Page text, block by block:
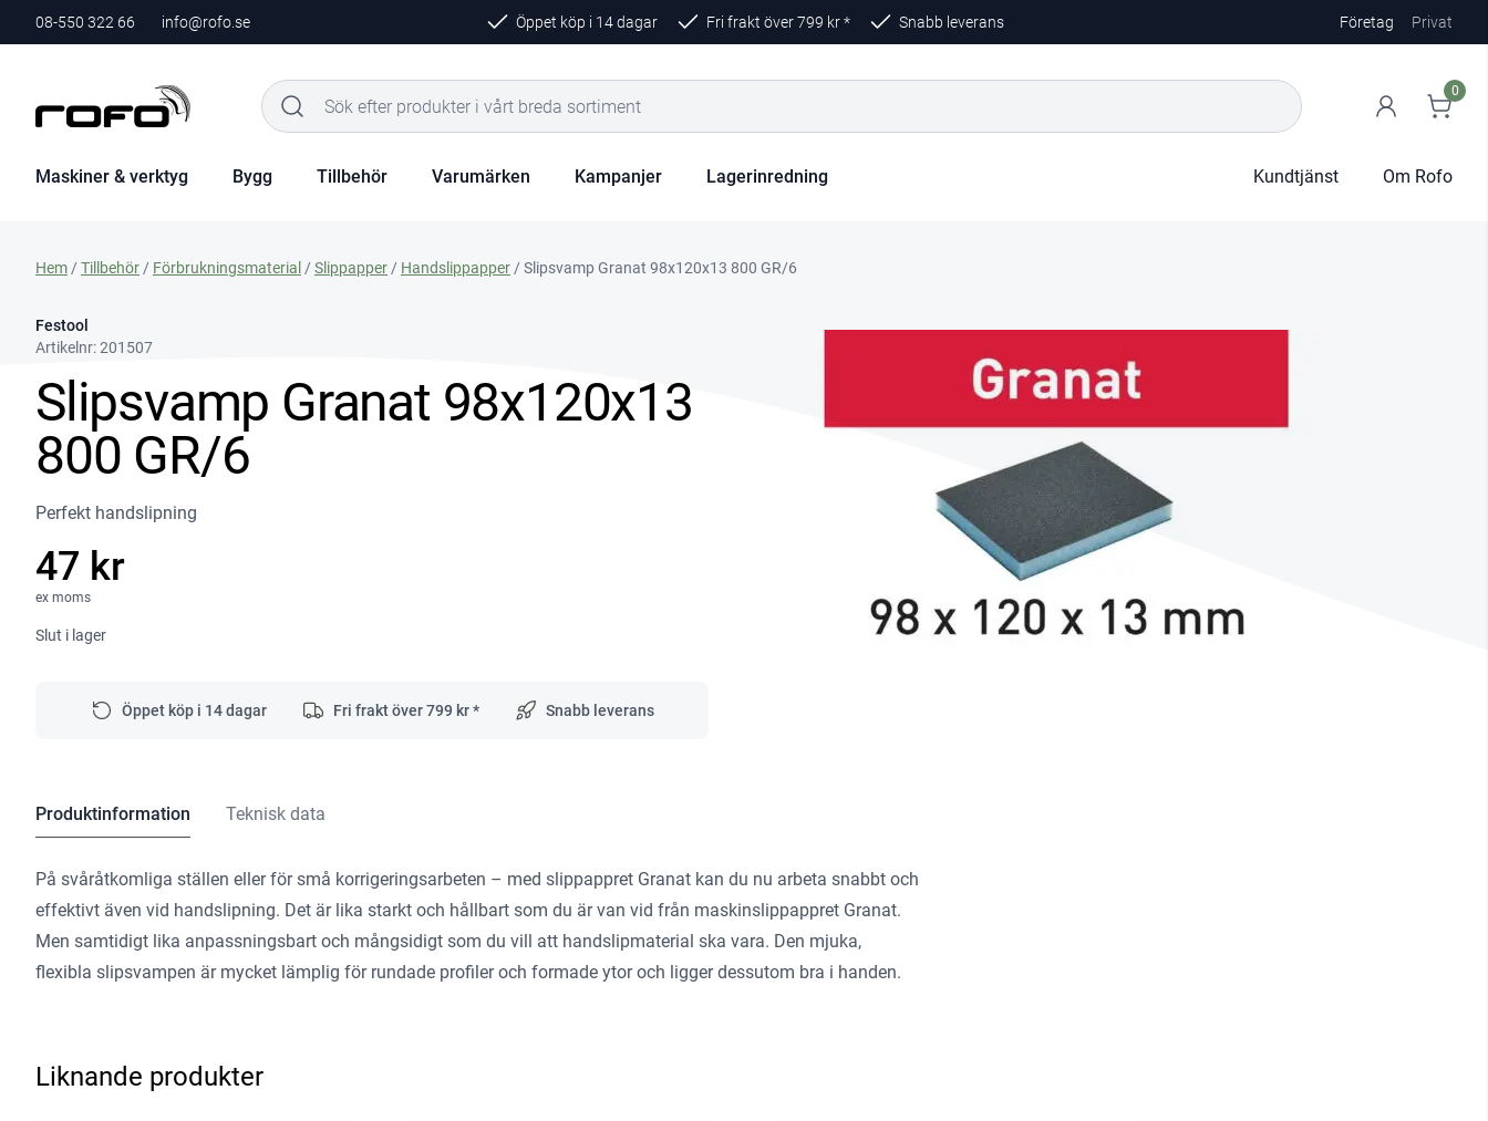
08-550 322 66 info@rofo.se Öppet köp i 14 dagar Fri frakt över799 kr * Snabb leverans Företag Privat
0
Maskiner & verktyg Bygg Tillbehör Varumärken Kampanjer Lagerinredning Kundtjänst Om Rofo
Hem /Tillbehör / Förbrukningsmaterial /Slippapper / Handslippapper / Slipsvamp Granat 98x120x13 800 GR/6
Festool
Artikelnr:201507
Slipsvamp Granat 98x120x13
800 GR/6
Perfekt handslipning
47 kr
ex moms
Slut i lager
Öppet köp i 14 dagar Fri frakt över799 kr * Snabb leverans
Produktinformation Teknisk data
På svåråtkomliga ställen eller för små korrigeringsarbeten – med slippappret Granat kan du nu arbeta snabbt och
effektivt även vid handslipning. Det är lika starkt och hållbart som du är van vid från maskinslippappret Granat.
Men samtidigt lika anpassningsbart och mångsidigt som du vill att handslipmaterial ska vara. Den mjuka,
flexibla slipsvampen är mycket lämplig för rundade profiler och formade ytor och ligger dessutom bra i handen.
Liknande produkter